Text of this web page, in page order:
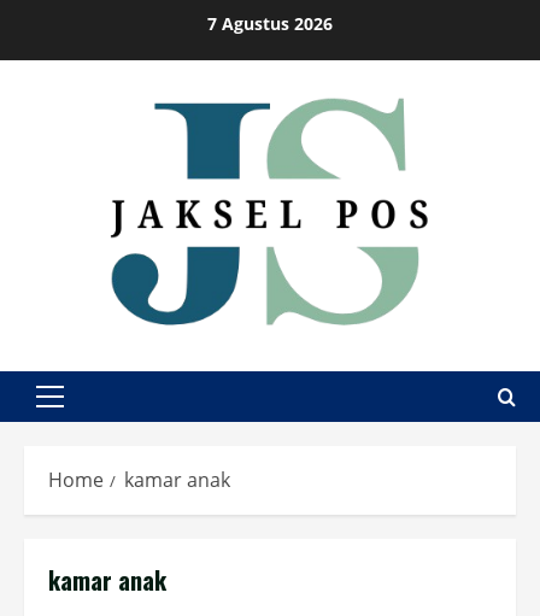
7 Agustus 2026
Primary
Home kamar anak
kamar anak